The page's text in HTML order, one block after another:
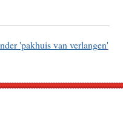
'pakhuis van verlangen'